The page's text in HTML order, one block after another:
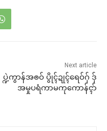
Next article
ပ္ဍဲကွာန်အၜဝ် ပွိုၚ်ဍုၚ်ရေဝ်ဂှ် ဒှ်
အမှုပရံကာမကုကောန်ၚာ်